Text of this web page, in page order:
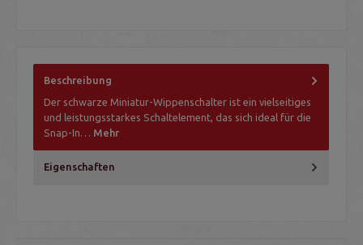
Beschreibung
Der schwarze Miniatur-Wippenschalter ist ein vielseitiges
und leistungsstarkes Schaltelement, das sich ideal für die
Snap-In… Mehr
Eigenschaften